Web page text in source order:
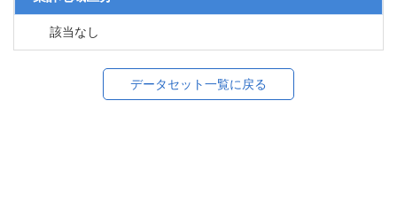
該当なし
データセット一覧に戻る